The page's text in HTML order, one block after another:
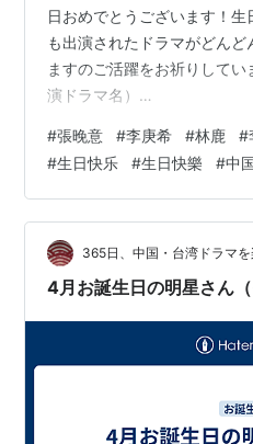
日おめでとうございます！
も出演されたドラマがどん
ますのご活躍をお祈りして
演ドラマ名）
4/22 ・梁振倫さん （マイ・
ない明日へ〜、王女未央-
～） ・孫驍驍さん （大明皇
秀麗伝～美しき賢后と帝の
～） ・張晚意さん （柳舟恋
皇子とかりそめの花嫁～、長
#張晚意 #李庚希 #林鹿 #
#生日快乐 #生日快樂 #中
365日、中国・台湾ドラマ
4月お誕生日の明星さん（